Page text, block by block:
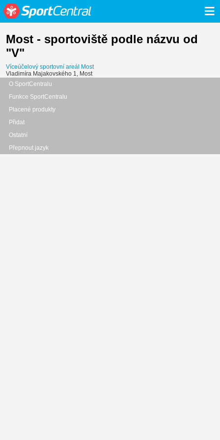
≡
Most - sportoviště podle názvu od
"V"
Víceúčelový sportovní areál Most
Vladimíra Majakovského 1, Most
O SportCentralu
Funkce SportCentralu
Placené produkty
Přidat
Ostatní
Přepnout jazyk